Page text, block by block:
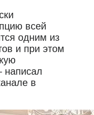
всей
одним из
и при этом
написал
в